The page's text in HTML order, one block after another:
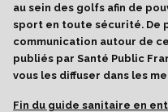
au sein des golfs afin de
sport en toute sécurité. De
communication autour de
publiés par Santé Public
vous les diffuser dans les
Fin du guide sanitaire en